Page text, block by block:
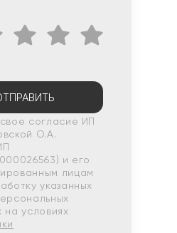
согласие ИП
О.А.
и его
лицам
указанных
на условиях